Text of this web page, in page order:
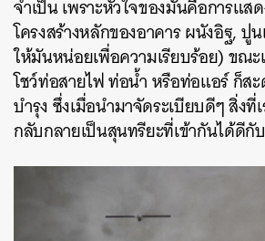
จำเป็น เพราะหัวใจของมันคือการแส
โครงสร้างหลักของอาคาร ผนังอิฐ, ปู
ให้มันหน่อยเพื่อความเรียบร้อย) ขณ
โชว์ท่อสายไฟ ท่อน้ำ หรือท่อแอร์ ก็ส
บำรุง ซึ่งเมื่อนำมาจัดระเบียบดีๆ สิ่งที่
กลับกลายเป็นสุนทรียะที่เข้ากันได้ดีกั